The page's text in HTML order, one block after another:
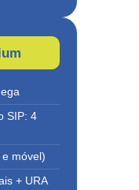
SIP: 4
móvel)
+ URA